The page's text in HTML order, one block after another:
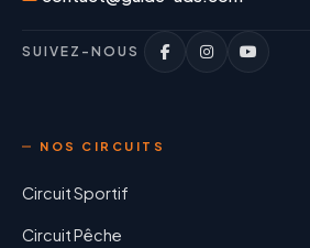
SUIVEZ-NOUS
NOS CIRCUITS
Circuit Sportif
Circuit Pêche